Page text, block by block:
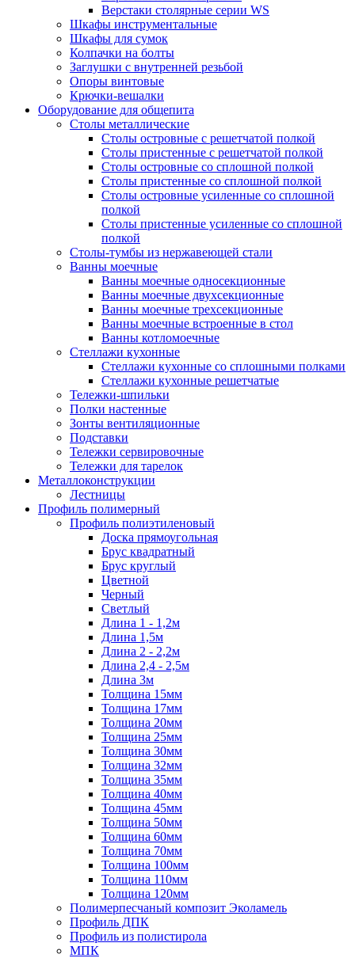
Верстаки столярные серии WS
Шкафы инструментальные
Шкафы для сумок
Колпачки на болты
Заглушки с внутренней резьбой
Опоры винтовые
Крючки-вешалки
Оборудование для общепита
Столы металлические
Столы островные с решетчатой полкой
Столы пристенные с решетчатой полкой
Столы островные со сплошной полкой
Столы пристенные со сплошной полкой
Столы островные усиленные со сплошной
полкой
Столы пристенные усиленные со сплошной
полкой
Столы-тумбы из нержавеющей стали
Ванны моечные
Ванны моечные односекционные
Ванны моечные двухсекционные
Ванны моечные трехсекционные
Ванны моечные встроенные в стол
Ванны котломоечные
Стеллажи кухонные
Стеллажи кухонные со сплошными полками
Стеллажи кухонные решетчатые
Тележки-шпильки
Полки настенные
Зонты вентиляционные
Подставки
Тележки сервировочные
Тележки для тарелок
Металлоконструкции
Лестницы
Профиль полимерный
Профиль полиэтиленовый
Доска прямоугольная
Брус квадратный
Брус круглый
Цветной
Черный
Светлый
Длина 1 - 1,2м
Длина 1,5м
Длина 2 - 2,2м
Длина 2,4 - 2,5м
Длина 3м
Толщина 15мм
Толщина 17мм
Толщина 20мм
Толщина 25мм
Толщина 30мм
Толщина 32мм
Толщина 35мм
Толщина 40мм
Толщина 45мм
Толщина 50мм
Толщина 60мм
Толщина 70мм
Толщина 100мм
Толщина 110мм
Толщина 120мм
Полимерпесчаный композит Эколамель
Профиль ДПК
Профиль из полистирола
МПК